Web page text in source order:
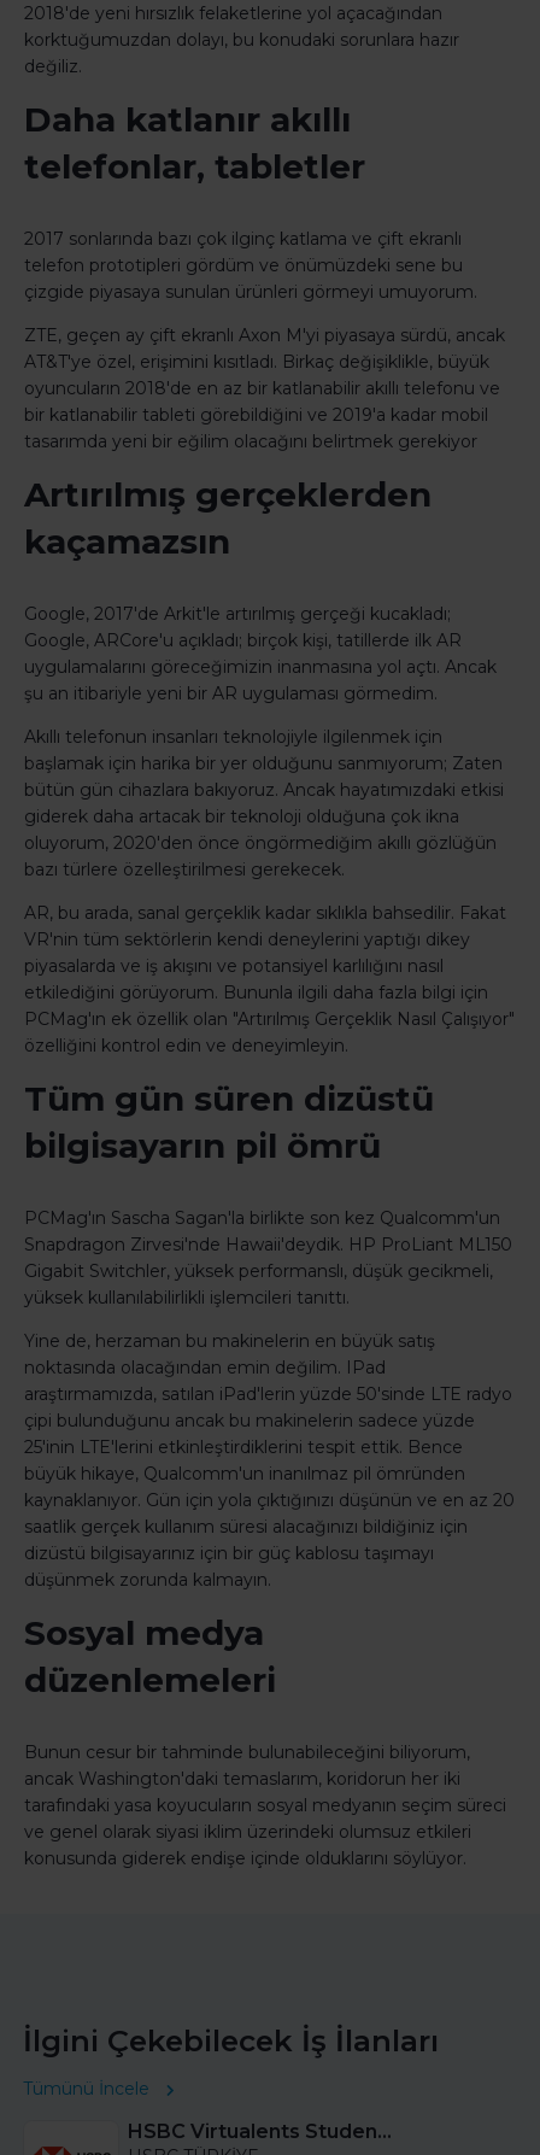
2018'de yeni hırsızlık felaketlerine yol açacağından
korktuğumuzdan dolayı, bu konudaki sorunlara hazır
değiliz.
Daha katlanır akıllı
telefonlar, tabletler
2017 sonlarında bazı çok ilginç katlama ve çift ekranlı
telefon prototipleri gördüm ve önümüzdeki sene bu
çizgide piyasaya sunulan ürünleri görmeyi umuyorum.
ZTE, geçen ay çift ekranlı Axon M'yi piyasaya sürdü, ancak
AT&T'ye özel, erişimini kısıtladı. Birkaç değişiklikle, büyük
oyuncuların 2018'de en az bir katlanabilir akıllı telefonu ve
bir katlanabilir tableti görebildiğini ve 2019'a kadar mobil
tasarımda yeni bir eğilim olacağını belirtmek gerekiyor
Artırılmış gerçeklerden
kaçamazsın
Google, 2017'de Arkit'le artırılmış gerçeği kucakladı;
Google, ARCore'u açıkladı; birçok kişi, tatillerde ilk AR
uygulamalarını göreceğimizin inanmasına yol açtı. Ancak
şu an itibariyle yeni bir AR uygulaması görmedim.
Akıllı telefonun insanları teknolojiyle ilgilenmek için
başlamak için harika bir yer olduğunu sanmıyorum; Zaten
bütün gün cihazlara bakıyoruz. Ancak hayatımızdaki etkisi
giderek daha artacak bir teknoloji olduğuna çok ikna
oluyorum, 2020'den önce öngörmediğim akıllı gözlüğün
bazı türlere özelleştirilmesi gerekecek.
AR, bu arada, sanal gerçeklik kadar sıklıkla bahsedilir. Fakat
VR'nin tüm sektörlerin kendi deneylerini yaptığı dikey
piyasalarda ve iş akışını ve potansiyel karlılığını nasıl
etkilediğini görüyorum. Bununla ilgili daha fazla bilgi için
PCMag'ın ek özellik olan "Artırılmış Gerçeklik Nasıl Çalışıyor"
özelliğini kontrol edin ve deneyimleyin.
Tüm gün süren dizüstü
bilgisayarın pil ömrü
PCMag'ın Sascha Sagan'la birlikte son kez Qualcomm'un
Snapdragon Zirvesi'nde Hawaii'deydik. HP ProLiant ML150
Gigabit Switchler, yüksek performanslı, düşük gecikmeli,
yüksek kullanılabilirlikli işlemcileri tanıttı.
Yine de, herzaman bu makinelerin en büyük satış
noktasında olacağından emin değilim. IPad
araştırmamızda, satılan iPad'lerin yüzde 50'sinde LTE radyo
çipi bulunduğunu ancak bu makinelerin sadece yüzde
25'inin LTE'lerini etkinleştirdiklerini tespit ettik. Bence
büyük hikaye, Qualcomm'un inanılmaz pil ömründen
kaynaklanıyor. Gün için yola çıktığınızı düşünün ve en az 20
saatlik gerçek kullanım süresi alacağınızı bildiğiniz için
dizüstü bilgisayarınız için bir güç kablosu taşımayı
düşünmek zorunda kalmayın.
Sosyal medya
düzenlemeleri
Bunun cesur bir tahminde bulunabileceğini biliyorum,
ancak Washington'daki temaslarım, koridorun her iki
tarafındaki yasa koyucuların sosyal medyanın seçim süreci
ve genel olarak siyasi iklim üzerindeki olumsuz etkileri
konusunda giderek endişe içinde olduklarını söylüyor.
İlgini Çekebilecek İş İlanları
Tümünü İncele
HSBC Virtualents Student Program bu sene de devam ediyor!